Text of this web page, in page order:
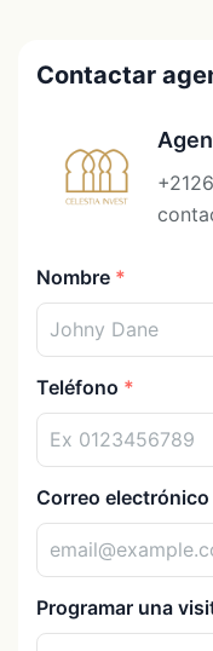
Contactar
Nombre
Teléfono
Correo electrónico
Programar una